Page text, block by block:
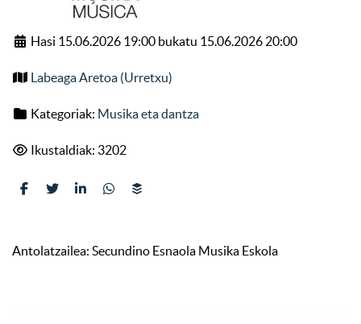
Hasi 15.06.2026 19:00 bukatu 15.06.2026 20:00
Labeaga Aretoa (Urretxu)
Kategoriak: Musika eta dantza
Ikustaldiak: 3202
Antolatzailea: Secundino Esnaola Musika Eskola